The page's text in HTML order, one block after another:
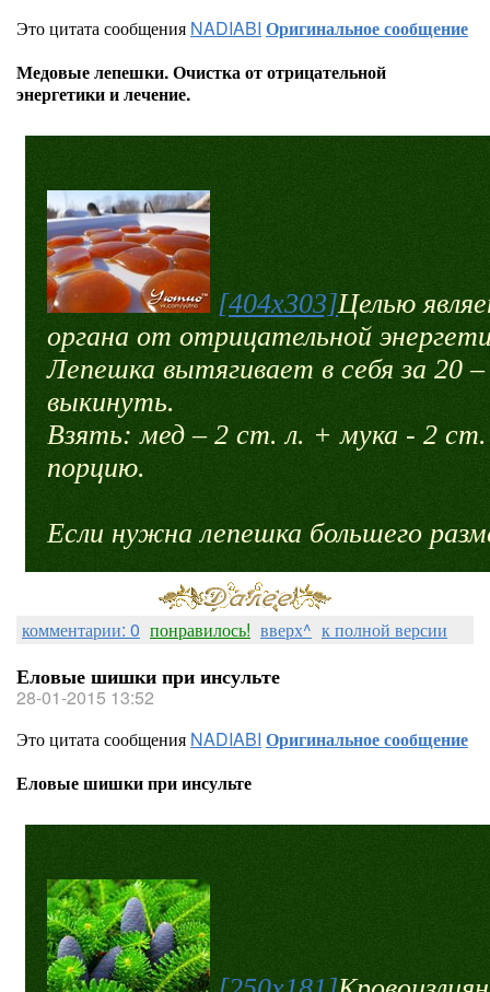
Это цитата сообщения NADIABI Оригинальное сообщение
Медовые лепешки. Очистка от отрицательной
энергетики и лечение.
[404x303]Целью
органа от отрицательной
Лепешка вытягивает в себя за 20
выкинуть.
Взять: мед – 2 ст. л. + мука - 2
порцию.
Если нужна лепешка большего
комментарии: 0 понравилось! вверх^ к полной версии
Еловые шишки при инсульте
28-01-2015 13:52
Это цитата сообщения NADIABI Оригинальное сообщение
Еловые шишки при инсульте